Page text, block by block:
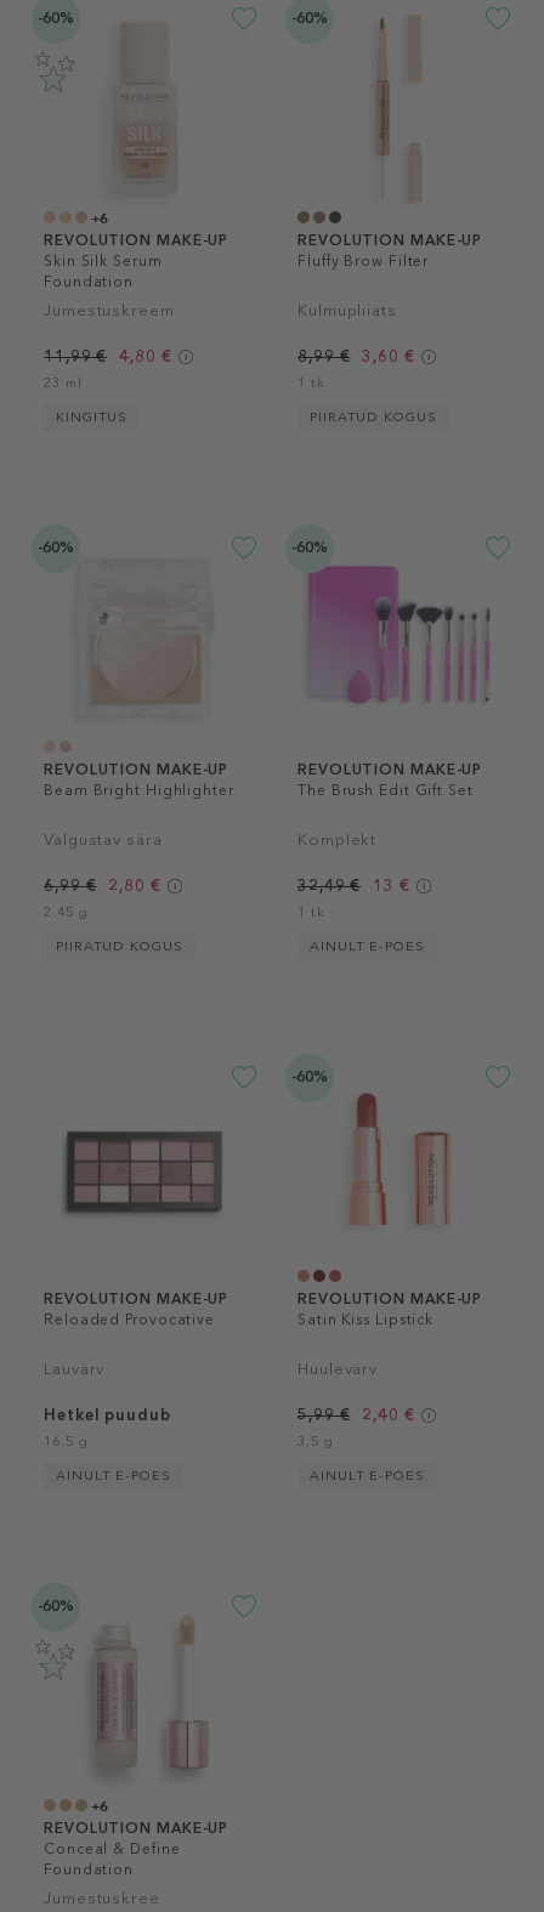
-60%
+6
REVOLUTION MAKE-UP
Skin Silk Serum
Foundation
Jumestuskreem
11,99 € 4,80 €
23 ml
KINGITUS
-60%
REVOLUTION MAKE-UP
Fluffy Brow Filter
Kulmupliiats
8,99 € 3,60 €
1 tk
PIIRATUD KOGUS
-60%
REVOLUTION MAKE-UP
Beam Bright Highlighter
Valgustav sära
6,99 € 2,80 €
2.45 g
PIIRATUD KOGUS
-60%
REVOLUTION MAKE-UP
The Brush Edit Gift Set
Komplekt
32,49 € 13 €
1 tk
AINULT E-POES
REVOLUTION MAKE-UP
Reloaded Provocative
Lauvärv
Hetkel puudub
16.5 g
AINULT E-POES
-60%
REVOLUTION MAKE-UP
Satin Kiss Lipstick
Huulevärv
5,99 € 2,40 €
3.5 g
AINULT E-POES
-60%
+6
REVOLUTION MAKE-UP
Conceal & Define
Foundation
Jumestuskree